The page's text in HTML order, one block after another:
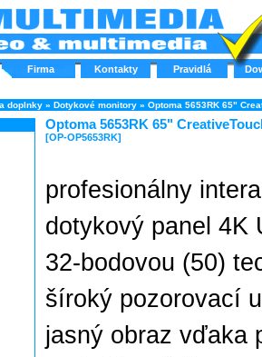
Firma Kontakty Pravidlá
doplnky » Dotykové monitory » Optoma 5653RK 65"
Optoma 5653RK 65"
[OP-OP5653RK]
profesionálny
dotykový panel 4K
32-bodovou (50)
šíroký pozorovací
jasný obraz vďaka